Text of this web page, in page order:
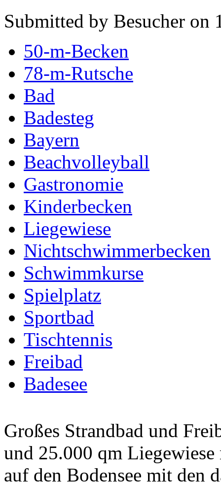
Submitted by Besucher on
50-m-Becken
78-m-Rutsche
Bad
Badesteg
Bayern
Beachvolleyball
Gastronomie
Kinderbecken
Liegewiese
Nichtschwimmerbecken
Schwimmkurse
Spielplatz
Sportbad
Tischtennis
Freibad
Badesee
Großes Strandbad und
und 25.000 qm
auf den Bodensee mit den